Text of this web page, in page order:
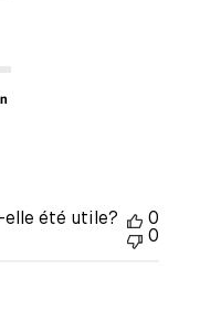
été utile?
0
0